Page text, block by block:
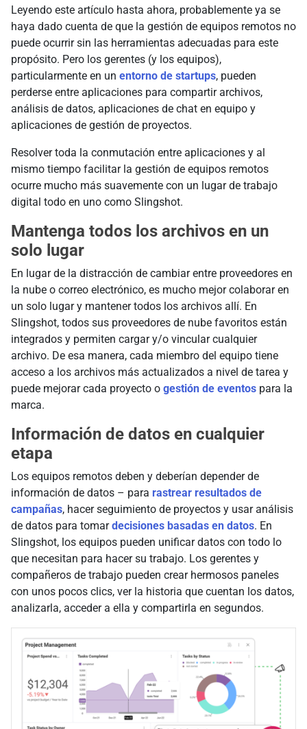
Leyendo este artículo hasta ahora, probablemente ya se
haya dado cuenta de que la gestión de equipos remotos no
puede ocurrir sin las herramientas adecuadas para este
propósito. Pero los gerentes (y los equipos),
particularmente en un entorno de startups, pueden
perderse entre aplicaciones para compartir archivos,
análisis de datos, aplicaciones de chat en equipo y
aplicaciones de gestión de proyectos.
Resolver toda la conmutación entre aplicaciones y al
mismo tiempo facilitar la gestión de equipos remotos
ocurre mucho más suavemente con un lugar de trabajo
digital todo en uno como Slingshot.
Mantenga todos los archivos en un
solo lugar
En lugar de la distracción de cambiar entre proveedores en
la nube o correo electrónico, es mucho mejor colaborar en
un solo lugar y mantener todos los archivos allí. En
Slingshot, todos sus proveedores de nube favoritos están
integrados y permiten cargar y/o vincular cualquier
archivo. De esa manera, cada miembro del equipo tiene
acceso a los archivos más actualizados a nivel de tarea y
puede mejorar cada proyecto o gestión de eventos para la
marca.
Información de datos en cualquier
etapa
Los equipos remotos deben y deberían depender de
información de datos – para rastrear resultados de
campañas, hacer seguimiento de proyectos y usar análisis
de datos para tomardecisiones basadas en datos. En
Slingshot, los equipos pueden unificar datos con todo lo
que necesitan para hacer su trabajo. Los gerentes y
compañeros de trabajo pueden crear hermosos paneles
con unos pocos clics, ver la historia que cuentan los datos,
analizarla, acceder a ella y compartirla en segundos.